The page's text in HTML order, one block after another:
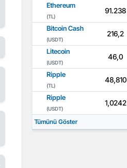
Ethereum
(TL)
91.238
Bitcoin Cash
(USDT)
216,2
Litecoin
(USDT)
46,0
Ripple
(TL)
48,810
Ripple
(USDT)
1,0242
Tümünü Göster